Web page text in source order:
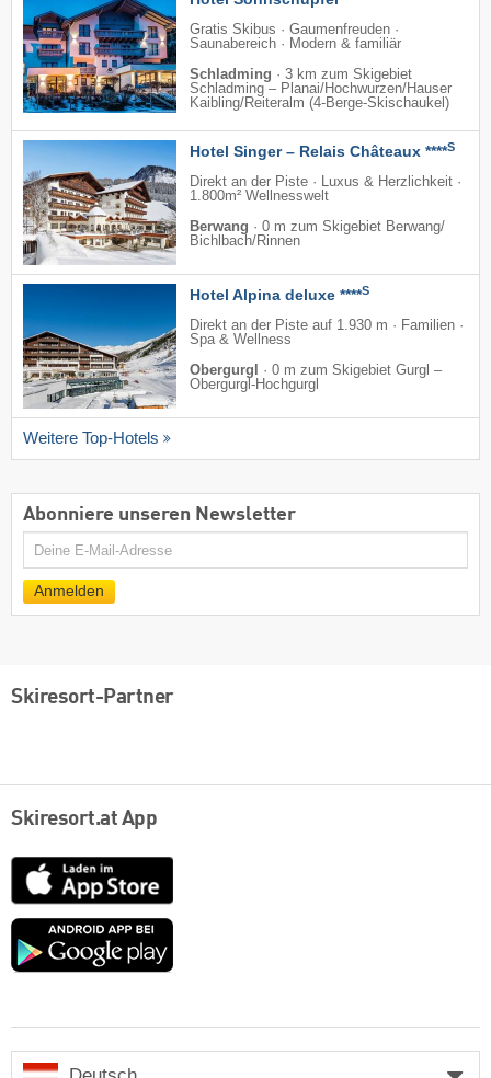
Gratis Skibus · Gaumenfreuden ·
Saunabereich · Modern & familiär
Schladming · 3 km zum Skigebiet
Schladming – Planai/​Hochwurzen/​Hauser
Kaibling/​Reiteralm (4-Berge-Skischaukel)
Hotel Singer – Relais Châteaux ****S
Direkt an der Piste · Luxus & Herzlichkeit ·
1.800m² Wellnesswelt
Berwang · 0 m zum Skigebiet Berwang/​
Bichlbach/​Rinnen
Hotel Alpina deluxe ****S
Direkt an der Piste auf 1.930 m · Familien ·
Spa & Wellness
Obergurgl
· 0 m zum Skigebiet Gurgl –
Obergurgl-Hochgurgl
Weitere Top-Hotels
Abonniere unseren Newsletter
E-
Mail
Anmelden
Skiresort-Partner
Skiresort.at App
App
Store
Google